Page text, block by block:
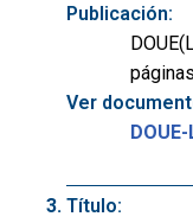
Publicación:
Ver
Título: